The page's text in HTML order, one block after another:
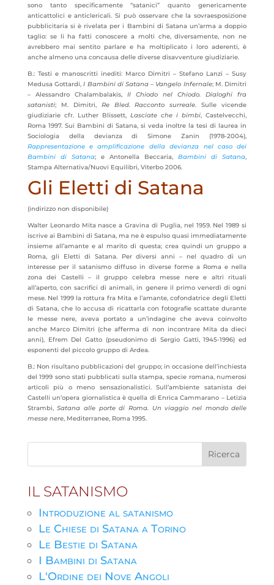
sono tanto specificamente “satanici” quanto genericamente
anticattolici e anticlericali. Si può osservare che la sovraesposizione
pubblicitaria si è rivelata per i Bambini di Satana un’arma a doppio
taglio: se li ha fatti conoscere a molti che, diversamente, non ne
avrebbero mai sentito parlare e ha moltiplicato i loro aderenti, è
anche almeno una concausa delle diverse disavventure giudiziarie.
B.: Testi e manoscritti inediti: Marco Dimitri – Stefano Lanzi – Susy
Medusa Gottardi,I Bambini di Satana – Vangelo Infernale; M. Dimitri
– Alessandro Chalambalakis, Il Chiodo nel Chiodo. Dialoghi fra
satanisti; M. Dimitri, Re Bled. Racconto surreale. Sulle vicende
giudiziarie cfr. Luther Blissett, Lasciate che i bimbi, Castelvecchi,
Roma 1997. Sui Bambini di Satana, si veda inoltre la tesi di laurea in
Sociologia della devianza di Simone Zanin (1978-2004),
Rappresentazione e amplificazione della devianza nel caso dei
Bambini di Satana; e Antonella Beccaria,Bambini di Satana,
Stampa Alternativa/Nuovi Equilibri, Viterbo 2006.
Gli Eletti di Satana
(indirizzo non disponibile)
Walter Leonardo Mita nasce a Gravina di Puglia, nel 1959. Nel 1989 si
iscrive ai Bambini di Satana, ma ne è espulso quasi immediatamente
insieme all’amante e al marito di questa; crea quindi un gruppo a
Roma, gli Eletti di Satana. Per diversi anni – nel quadro di un
interesse per il satanismo diffuso in diverse forme a Roma e nella
zona dei Castelli – il gruppo celebra messe nere e altri rituali
all’aperto, con sacrifici di animali, in genere il primo venerdì di ogni
mese. Nel 1999 la rottura fra Mita e l’amante, cofondatrice degli Eletti
di Satana, che lo accusa di ricattarla con fotografie scattate durante
le messe nere, aveva portato a un’indagine che aveva coinvolto
anche Marco Dimitri (che afferma di non incontrare Mita da dieci
anni), Efrem Del Gatto (pseudonimo di Sergio Gatti, 1945-1996) ed
esponenti del piccolo gruppo di Ardea.
B.: Non risultano pubblicazioni del gruppo; in occasione dell’inchiesta
del 1999 sono stati pubblicati sulla stampa, specie romana, numerosi
articoli più o meno sensazionalistici. Sull’ambiente satanista dei
Castelli un’opera giornalistica è quella di Enrica Cammarano – Letizia
Strambi,Satana alle porte di Roma. Un viaggio nel mondo delle
messe nere, Mediterranee, Roma 1995.
IL SATANISMO
Introduzione al satanismo
Le Chiese di Satana a Torino
Le Bestie di Satana
I Bambini di Satana
L'Ordine dei Nove Angoli